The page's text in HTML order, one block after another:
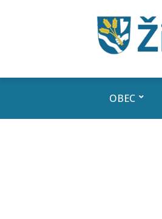
OBEC